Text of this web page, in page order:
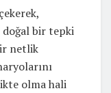
doğal bir tepki
netlik
olma hali